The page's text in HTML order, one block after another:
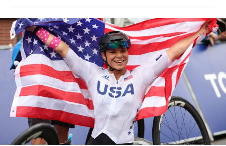
Tendances
Tous nos articles
À propos